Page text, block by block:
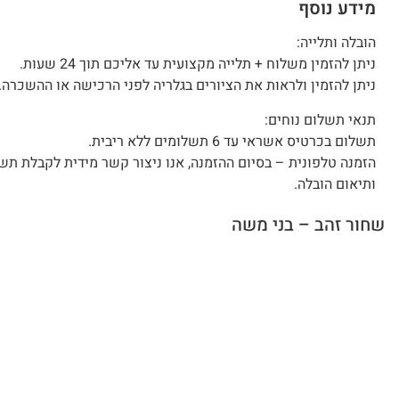
מידע נוסף
הובלה ותלייה:
ניתן להזמין משלוח + תלייה מקצועית עד אליכם תוך 24 שעות.
ניתן להזמין ולראות את הציורים בגלריה לפני הרכישה או
תנאי תשלום נוחים:
תשלום בכרטיס אשראי עד 6 תשלומים ללא ריבית.
הזמנה טלפונית – בסיום ההזמנה, אנו ניצור קשר מידית לקבלת
ותיאום הובלה.
שחור זהב – בני משה